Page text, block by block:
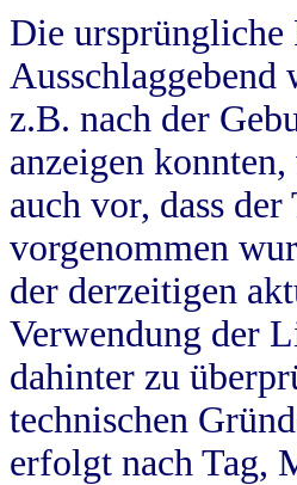
Die ursprüngliche
z.B. nach der
anzeigen
auch vor, dass
vorgenommen
der derzeitigen
Verwendung der
dahinter zu
technischen
erfolgt nach Tag,